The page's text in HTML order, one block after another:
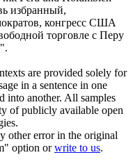
избранный,
конгресс США
торговле с Перу
are provided solely for
in a sentence in one
into another. All samples
of publicly available open
other error in the original
option orwrite to us.